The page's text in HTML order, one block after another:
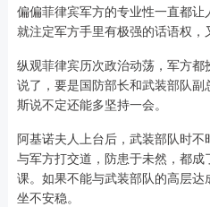
偏偏菲律宾军方的专业性一直都
就注定军方手里有极强的话语权，
纵观菲律宾历次政治动荡，军方
说了，要是国防部长和武装部队
斯说不定还能多坚持一会。
阿基诺夫人上台后，武装部队时不
与军方打交道，防患于未然，都
课。如果不能与武装部队的高层
坐不安稳。